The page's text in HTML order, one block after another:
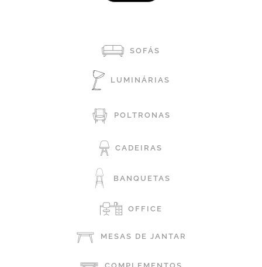
SOFÁS
LUMINÁRIAS
POLTRONAS
CADEIRAS
BANQUETAS
OFFICE
MESAS DE JANTAR